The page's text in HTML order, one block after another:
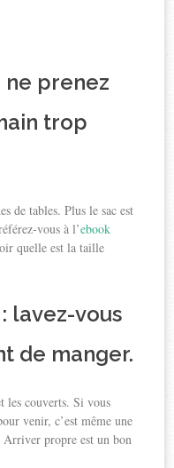
ne prenez
trop
de tables. Plus le sac est
vous à l’ebook
quelle est la taille
lavez-vous
de manger.
les couverts. Si vous
venir, c’est même une
Arriver propre est un bon